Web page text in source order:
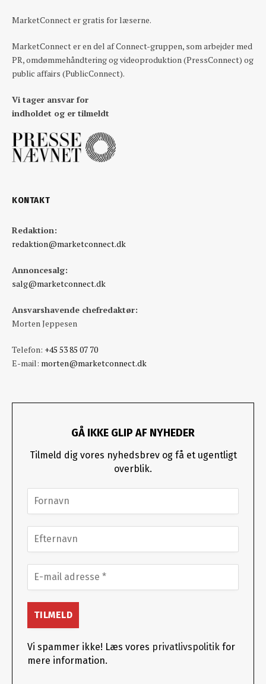
MarketConnect er gratis for læserne.
MarketConnect er en del af Connect-gruppen, som arbejder med
PR, omdømmehåndtering og videoproduktion (PressConnect) og
public affairs (PublicConnect).
Vi tager ansvar for
indholdet og er tilmeldt
KONTAKT
Redaktion:
redaktion@marketconnect.dk
Annoncesalg:
salg@marketconnect.dk
Ansvarshavende chefredaktør:
Morten Jeppesen
Telefon: +45 53 85 07 70
E-mail: morten@marketconnect.dk
GÅ IKKE GLIP AF NYHEDER
Tilmeld dig vores nyhedsbrev og få et ugentligt
overblik.
Vi spammer ikke! Læs vores privatlivspolitik for
mere information.